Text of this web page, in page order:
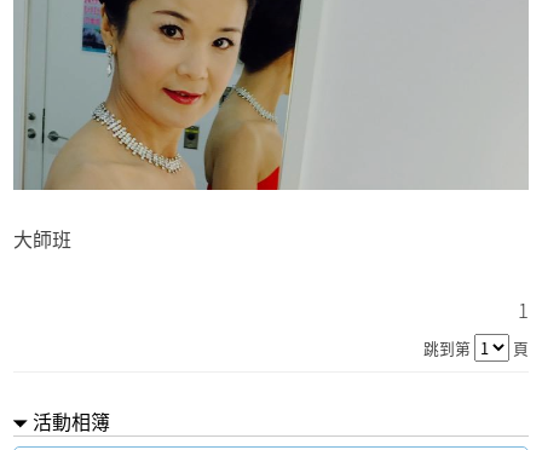
大師班
1
跳到第 頁
活動相簿